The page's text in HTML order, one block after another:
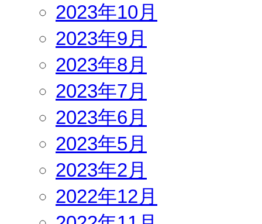
2023年10月
2023年9月
2023年8月
2023年7月
2023年6月
2023年5月
2023年2月
2022年12月